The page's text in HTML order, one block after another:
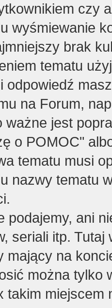
czy
wyśmiewanie
brak
tematu
odpowiedź
na Forum,
ważne jest
o POMOC"
tematu musi
nazwy tematu
podajemy, ani
seriali itp. Tutaj
mający na
można tylko
takim miejscem